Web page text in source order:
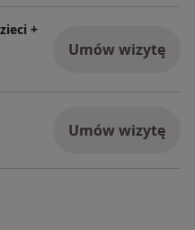
+
Umów wizytę
Umów wizytę